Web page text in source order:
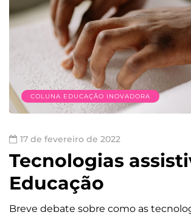
COLUNA EDUCAÇÃO INOVADORA
17 de fevereiro de 2022
Tecnologias
Educação
Breve debate sobre como as